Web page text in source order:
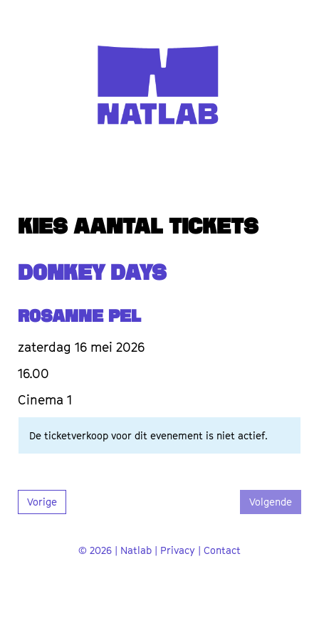
KIES AANTAL TICKETS
DONKEY DAYS
Rosanne Pel
zaterdag 16 mei 2026
16.00
Cinema 1
De ticketverkoop voor dit evenement is niet actief.
Vorige Volgende
© 2026 | Natlab | Privacy | Contact